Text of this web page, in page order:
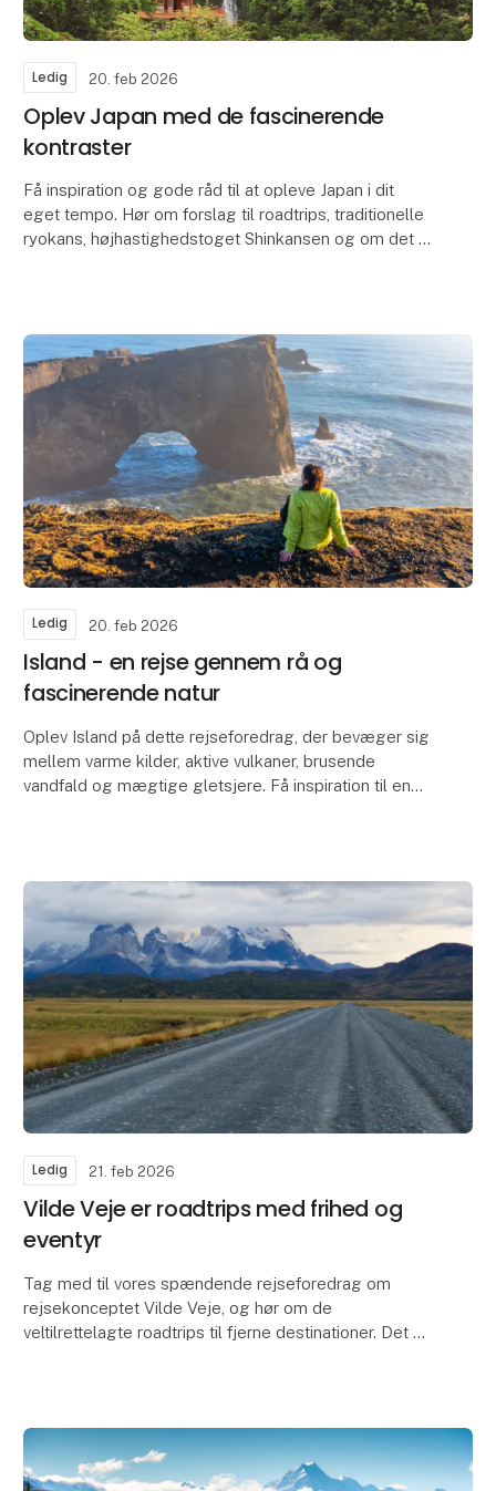
Ledig 20. feb 2026
Oplev Japan med de fascinerende
kontraster
Få inspiration og gode råd til at opleve Japan i dit
eget tempo. Hør om forslag til roadtrips, traditionelle
ryokans, højhastighedstoget Shinkansen og om det at
Ledig 20. feb 2026
Island - en rejse gennem rå og
fascinerende natur
Oplev Island på dette rejseforedrag, der bevæger sig
mellem varme kilder, aktive vulkaner, brusende
vandfald og mægtige gletsjere. Få inspiration til en
Ledig 21. feb 2026
Vilde Veje er roadtrips med frihed og
eventyr
Tag med til vores spændende rejseforedrag om
rejsekonceptet Vilde Veje, og hør om de
veltilrettelagte roadtrips til fjerne destinationer. Det er